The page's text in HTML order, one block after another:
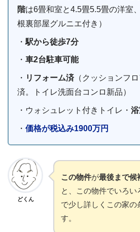
階は6畳和室と4.5畳5.5畳の洋室
根裏部屋グルニエ付き）
・駅から徒歩7分
・車2台駐車可能
・ リフォーム済 （クッションフ
済。トイレ洗面台コンロ新品）
・ウォシュレット付きトイレ・
・価格が税込み1900万円
どくん
この物件が最後まで候
と、この物件でいろ
で少し詳しくこの家の
す。